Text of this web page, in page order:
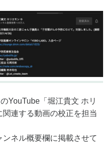
YouTube「堀江貴文 ホリ
連する動画の校正を担当
ネル概要欄に掲載させて